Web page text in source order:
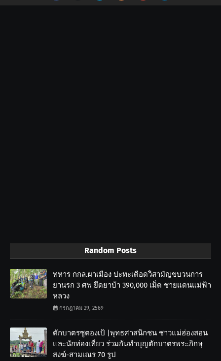
Random Posts
ทหาร กกล.ผาเมือง ปะทะเดือดวิสามัญขบวนการ
ยานรก 3 ศพ ยึดยาบ้า 390,000 เม็ด ชายแดนแม่ฟ้า
หลวง
กรกฎาคม 29, 2569
ตักบาตรซูตองเป้ |พุทธศาสนิกชน ชาวแม่ฮ่องสอน
และนักท่องเที่ยว ร่วมกันทำบุญตักบาตรพระภิกษุ
สงฆ์-สามเณร 70 รูป